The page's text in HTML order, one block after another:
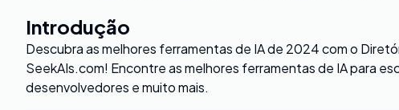
Introdução
Descubra as melhores ferramentas de IA de 2024 com o
SeekAIs.com! Encontre as melhores ferramentas de IA para
desenvolvedores e muito mais.